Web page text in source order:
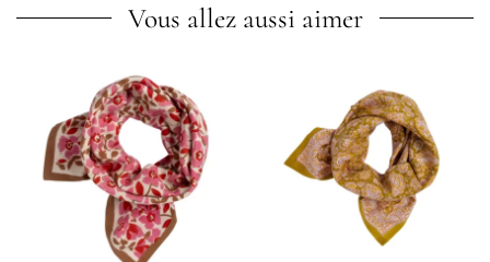
Vous allez aussi aimer